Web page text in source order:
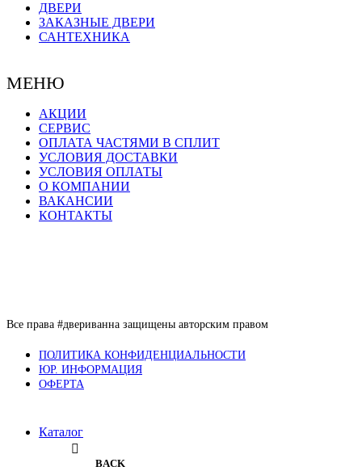
ДВЕРИ
ЗАКАЗНЫЕ ДВЕРИ
САНТЕХНИКА
МЕНЮ
АКЦИИ
СЕРВИС
ОПЛАТА ЧАСТЯМИ В СПЛИТ
УСЛОВИЯ ДОСТАВКИ
УСЛОВИЯ ОПЛАТЫ
О КОМПАНИИ
ВАКАНСИИ
КОНТАКТЫ
Все права #двериванна защищены авторским правом
ПОЛИТИКА КОНФИДЕНЦИАЛЬНОСТИ
ЮР. ИНФОРМАЦИЯ
ОФЕРТА
Каталог
BACK